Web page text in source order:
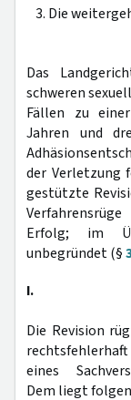
3. Die
Das
schweren
Fällen zu
Jahren und
der Verletzung
gestützte
Erfolg; im
unbegründet (§
I.
Die Revision
rechtsfehlerhaft
eines
Dem liegt